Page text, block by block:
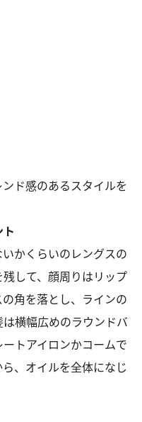
ド感のあるスタイルを
かくらいのレングスの
して、顔周りはリップ
角を落とし、ラインの
横幅広めのラウンドバ
トアイロンかコームで
、オイルを全体になじ